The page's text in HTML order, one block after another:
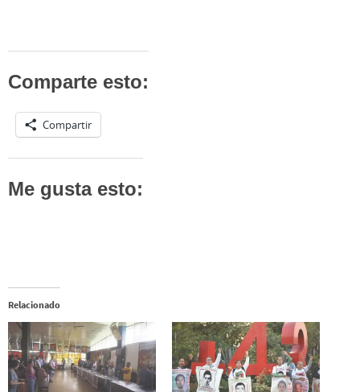
Comparte esto:
Compartir
Me gusta esto:
Relacionado